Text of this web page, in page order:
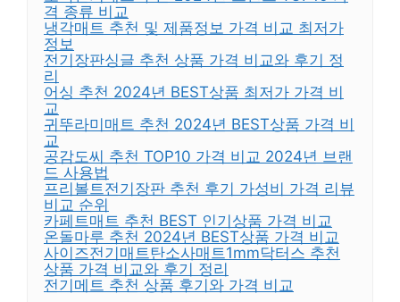
격 종류 비교
냉각매트 추천 및 제품정보 가격 비교 최저가
정보
전기장판싱글 추천 상품 가격 비교와 후기 정
리
어싱 추천 2024년 BEST상품 최저가 가격 비
교
귀뚜라미매트 추천 2024년 BEST상품 가격 비
교
공감도씨 추천 TOP10 가격 비교 2024년 브랜
드 사용법
프리볼트전기장판 추천 후기 가성비 가격 리뷰
비교 순위
카페트매트 추천 BEST 인기상품 가격 비교
온돌마루 추천 2024년 BEST상품 가격 비교
사이즈전기매트탄소사매트1mm닥터스 추천
상품 가격 비교와 후기 정리
전기메트 추천 상품 후기와 가격 비교